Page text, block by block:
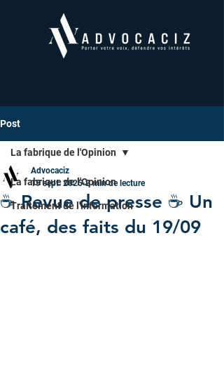
Post
La fabrique de l'Opinion
Traitement de l'information
La fabrique de l'Opinion
☕ Revue de presse ☕️ Un
café, des faits du 19/09
Advocaciz
19 sept. 2025 2 min de lecture